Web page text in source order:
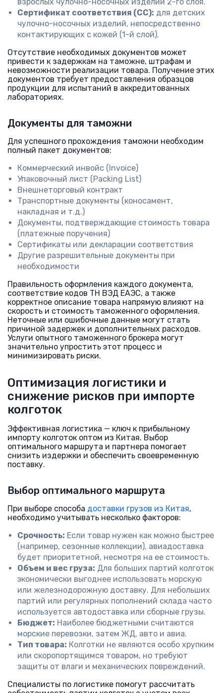
Сертификат соответствия (СС): для детских
чулочно-носочных изделий, непосредственно
контактирующих с кожей (1-й слой).
Отсутствие необходимых документов может
привести к задержкам на таможне, штрафам и
невозможности реализации товара. Получение этих
документов требует предоставления образцов
продукции для испытаний в аккредитованных
лабораториях.
Документы для таможни
Для успешного прохождения таможни необходим
полный пакет документов:
Коммерческий инвойс (Invoice)
Упаковочный лист (Packing List)
Внешнеторговый контракт
Транспортные документы (коносамент,
накладная и т.д.)
Документы, подтверждающие стоимость товара
(платежные поручения)
Сертификаты или декларации соответствия
Другие разрешительные документы при
необходимости
Правильность оформления каждого документа,
соответствие кодов ТН ВЭД ЕАЭС, а также
корректное описание товара напрямую влияют на
скорость и стоимость таможенного оформления.
Неточные или ошибочные данные могут стать
причиной задержек и дополнительных расходов.
Услуги опытного таможенного брокера могут
значительно упростить этот процесс и
минимизировать риски.
Оптимизация логистики и
снижение рисков при импорте
колготок
Эффективная логистика — ключ к прибыльному
импорту колготок оптом из Китая. Выбор
оптимального маршрута и партнера помогает
снизить издержки и обеспечить своевременную
поставку.
Выбор оптимального маршрута
При выборе способа доставки грузов из Китая,
необходимо учитывать несколько факторов:
Срочность: Если товар нужен как можно быстрее
(например, сезонные коллекции), авиадоставка
будет приоритетной, несмотря на ее стоимость.
Объем и вес груза: Для больших партий колготок
экономически выгоднее использовать морскую
или железнодорожную доставку. Для небольших
партий или регулярных пополнений склада часто
используется автодоставка или сборные грузы.
Бюджет: Наиболее бюджетными считаются
морские перевозки, затем ЖД, авто и авиа.
Тип товара: Колготки не являются особо хрупким
или скоропортящимся товаром, но требуют
защиты от влаги и механических повреждений.
Специалисты по логистике помогут рассчитать